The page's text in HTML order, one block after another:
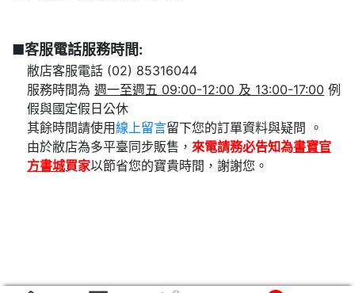
■客服電話服務時間:
敝店客服電話 (02) 85316044
服務時間為 週一至週五 09:00-12:00 及 13:00-17:00 例
假與國定假日公休
其餘時間請使用線上留言
留下您的訂單資料與疑問 。
由於敝店為多平臺同步販售， 來電請務必告知為書寶官
方書城買家以節省您的寶貴時間，謝謝您。